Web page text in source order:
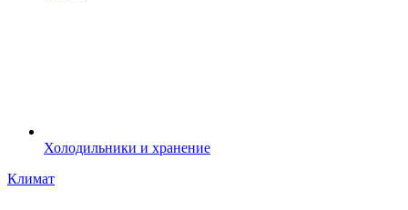
Холодильники и хранение
Климат